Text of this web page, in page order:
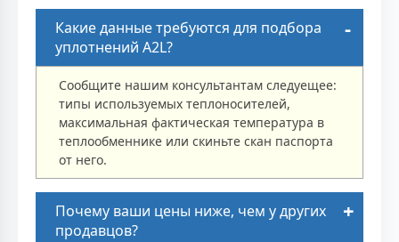
Какие данные требуются для подбора
уплотнений A2L?
Сообщите нашим консультантам следуещее:
типы используемых теплоносителей,
максимальная фактическая температура в
теплообменнике или скиньте скан паспорта
от него.
Почему ваши цены ниже, чем у других
продавцов?